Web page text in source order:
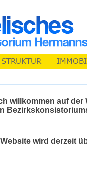
willkommen auf der
wird derzeit